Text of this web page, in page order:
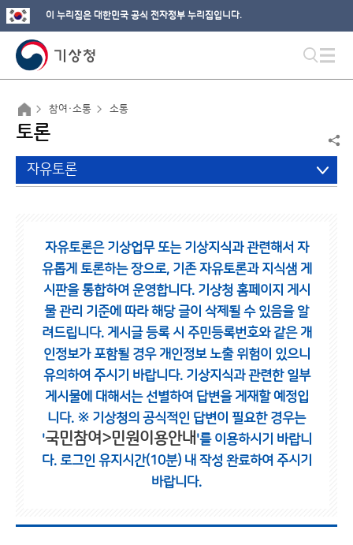
이 누리집은 대한민국 공식 전자정부 누리집입니다.
참여·소통 소통
토론
자유토론
자유토론은 기상업무 또는 기상지식과 관련해서 자
유롭게 토론하는 장으로, 기존 자유토론과 지식샘 게
시판을 통합하여 운영합니다. 기상청 홈페이지 게시
물 관리 기준에 따라 해당 글이 삭제될 수 있음을 알
려드립니다. 게시글 등록 시 주민등록번호와 같은 개
인정보가 포함될 경우 개인정보 노출 위험이 있으니
유의하여 주시기 바랍니다. 기상지식과 관련한 일부
게시물에 대해서는 선별하여 답변을 게재할 예정입
니다. ※ 기상청의 공식적인 답변이 필요한 경우는
'국민참여>민원이용안내 '를 이용하시기 바랍니
다. 로그인 유지시간(10분) 내 작성 완료하여 주시기
바랍니다.